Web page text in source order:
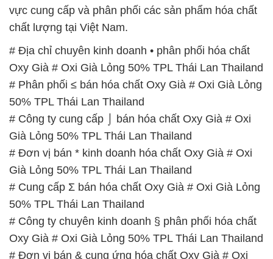
# Phân phối ≤ bán hóa chất Oxy Già # Oxi Già Lỏng
50% TPL Thái Lan Thailand
# Công ty cung cấp ⌡ bán hóa chất Oxy Già # Oxi
Già Lỏng 50% TPL Thái Lan Thailand
# Đơn vị bán * kinh doanh hóa chất Oxy Già # Oxi
Già Lỏng 50% TPL Thái Lan Thailand
# Cung cấp Σ bán hóa chất Oxy Già # Oxi Già Lỏng
50% TPL Thái Lan Thailand
# Công ty chuyên kinh doanh § phân phối hóa chất
Oxy Già # Oxi Già Lỏng 50% TPL Thái Lan Thailand
# Đơn vị bán & cung ứng hóa chất Oxy Già # Oxi
Già Lỏng 50% TPL Thái Lan Thailand
# Địa chỉ phân phối # thương mại hóa chất Oxy Già
# Oxi Già Lỏng 50% TPL Thái Lan Thailand
# Cty chuyên phân phối © cung ứng hóa chất Oxy